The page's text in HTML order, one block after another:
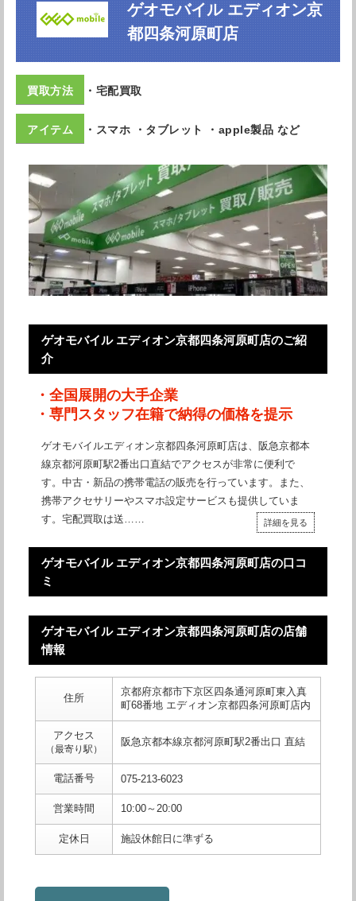
ゲオモバイル エディオン京
都四条河原町店
・宅配買取
・スマホ ・タブレット ・apple製品 など
ゲオモバイル エディオン京都四条河原町店のご紹
介
・全国展開の大手企業
・専門スタッフ在籍で納得の価格を提示
ゲオモバイルエディオン京都四条河原町店は、阪急京都本
線京都河原町駅2番出口直結でアクセスが非常に便利で
す。中古・新品の携帯電話の販売を行っています。また、
携帯アクセサリーやスマホ設定サービスも提供していま
す。宅配買取は送……
詳細を見る
ゲオモバイル エディオン京都四条河原町店の口コ
ミ
ゲオモバイル エディオン京都四条河原町店の店舗
情報
住所
京都府京都市下京区四条通河原町東入真
町68番地 エディオン京都四条河原町店内
アクセス
（最寄り駅）
阪急京都本線京都河原町駅2番出口 直結
電話番号 075-213-6023
営業時間 10:00～20:00
定休日 施設休館日に準ずる